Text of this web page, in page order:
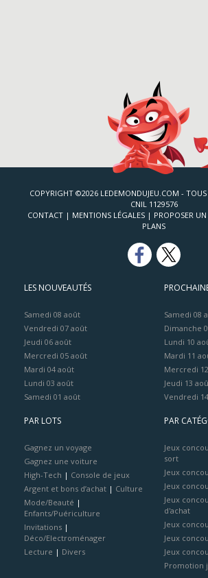
COPYRIGHT ©2026 LEDEMONDUJEU.COM - TOUS
CNIL 1129576
CONTACT | MENTIONS LÉGALES | PROPOSER
PLANS
LES NOUVEAUTÉS
Samedi 08 août
Vendredi 07 août
Jeudi 06 août
Mercredi 05 août
Mardi 04 août
Lundi 03 août
Samedi 01 août
Samedi 08
Dimanche
Lundi 10
Mardi 11
Mercredi
Jeudi 13
Vendredi
PAR LOTS
Gagnez un voyage
Gagnez une voiture
High-Tech | Console de jeux
Argent et bons d’achat | Culture
Mode/Beauté |
Enfants/Puériculture
Invitations |
Déco/Electroménager
Lecture | Divers
PAR
Jeux
sort
Jeux
Jeux
Jeux
d'achat
Jeux
Jeux
Jeux
Promotion